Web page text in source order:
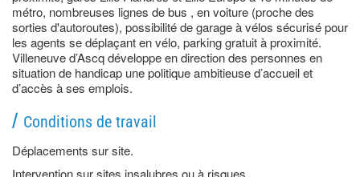
métro, nombreuses lignes de bus , en voiture (proche des
sorties d'autoroutes), possibilité de garage à vélos sécurisé pour
les agents se déplaçant en vélo, parking gratuit à proximité.
Villeneuve d’Ascq développe en direction des personnes en
situation de handicap une politique ambitieuse d’accueil et
d’accès à ses emplois.
Conditions de travail
Déplacements sur site.
Intervention sur sites insalubres ou à risques.